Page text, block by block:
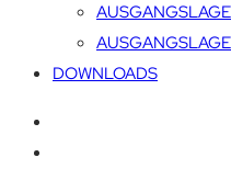
DOWNLOADS